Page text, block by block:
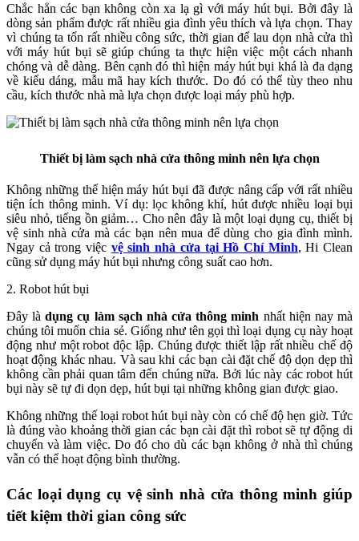
Chắc hẳn các bạn không còn xa lạ gì với máy hút bụi. Bởi đây là
dòng sản phẩm được rất nhiều gia đình yêu thích và lựa chọn. Thay
vì chúng ta tốn rất nhiều công sức, thời gian để lau dọn nhà cửa thì
với máy hút bụi sẽ giúp chúng ta thực hiện việc một cách nhanh
chóng và dễ dàng. Bên cạnh đó thì hiện máy hút bụi khá là đa dạng
về kiểu dáng, mẫu mã hay kích thước. Do đó có thể tùy theo nhu
cầu, kích thước nhà mà lựa chọn được loại máy phù hợp.
Thiết bị làm sạch nhà cửa thông minh nên lựa chọn
Không những thế hiện máy hút bụi đã được nâng cấp với rất nhiều
tiện ích thông minh. Ví dụ: lọc không khí, hút được nhiều loại bụi
siêu nhỏ, tiếng ồn giảm… Cho nên đây là một loại dụng cụ, thiết bị
vệ sinh nhà cửa mà các bạn nên mua để dùng cho gia đình mình.
Ngay cả trong việc vệ sinh nhà cửa tại Hồ Chí Minh, Hi Clean
cũng sử dụng máy hút bụi nhưng công suất cao hơn.
2. Robot hút bụi
Đây làdụng cụ làm sạch nhà cửa thông minh nhất hiện nay mà
chúng tôi muốn chia sẻ. Giống như tên gọi thì loại dụng cụ này hoạt
động như một robot độc lập. Chúng được thiết lập rất nhiều chế độ
hoạt động khác nhau. Và sau khi các bạn cài đặt chế độ dọn dẹp thì
không cần phải quan tâm đến chúng nữa. Bởi lúc này các robot hút
bụi này sẽ tự đi dọn dẹp, hút bụi tại những không gian được giao.
Không những thế loại robot hút bụi này còn có chế độ hẹn giờ. Tức
là đúng vào khoảng thời gian các bạn cài đặt thì robot sẽ tự động di
chuyển và làm việc. Do đó cho dù các bạn không ở nhà thì chúng
vẫn có thể hoạt động bình thường.
Các loại dụng cụ vệ sinh nhà cửa thông minh giúp
tiết kiệm thời gian công sức